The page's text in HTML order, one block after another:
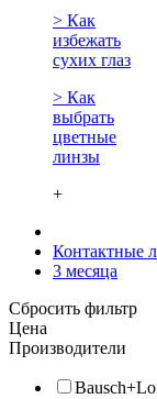
> Как
избежать
сухих глаз
> Как
выбрать
цветные
линзы
+
Контактные
3 месяца
Сбросить фильтр
Цена
Производители